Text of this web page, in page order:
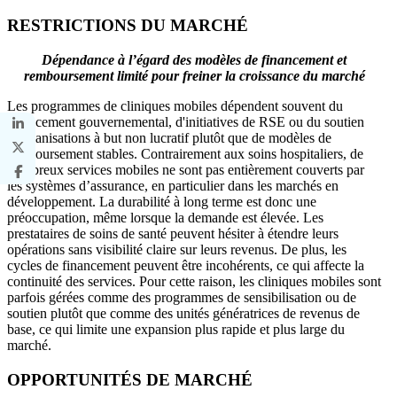
RESTRICTIONS DU MARCHÉ
Dépendance à l’égard des modèles de financement et
remboursement limité pour freiner la croissance du marché
Les programmes de cliniques mobiles dépendent souvent du
financement gouvernemental, d'initiatives de RSE ou du soutien
d'organisations à but non lucratif plutôt que de modèles de
remboursement stables. Contrairement aux soins hospitaliers, de
nombreux services mobiles ne sont pas entièrement couverts par
les systèmes d’assurance, en particulier dans les marchés en
développement. La durabilité à long terme est donc une
préoccupation, même lorsque la demande est élevée. Les
prestataires de soins de santé peuvent hésiter à étendre leurs
opérations sans visibilité claire sur leurs revenus. De plus, les
cycles de financement peuvent être incohérents, ce qui affecte la
continuité des services. Pour cette raison, les cliniques mobiles sont
parfois gérées comme des programmes de sensibilisation ou de
soutien plutôt que comme des unités génératrices de revenus de
base, ce qui limite une expansion plus rapide et plus large du
marché.
OPPORTUNITÉS DE MARCHÉ